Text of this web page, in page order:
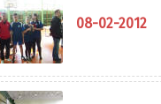
08-02-2012